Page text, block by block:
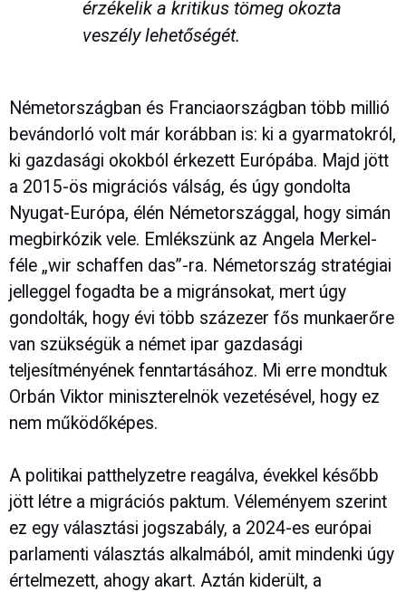
érzékelik a kritikus tömeg okozta
veszély lehetőségét.
Németországban és Franciaországban több millió
bevándorló volt már korábban is: ki a gyarmatokról,
ki gazdasági okokból érkezett Európába. Majd jött
a 2015-ös migrációs válság, és úgy gondolta
Nyugat-Európa, élén Németországgal, hogy simán
megbirkózik vele. Emlékszünk az Angela Merkel-
féle „wir schaffen das”-ra. Németország stratégiai
jelleggel fogadta be a migránsokat, mert úgy
gondolták, hogy évi több százezer fős munkaerőre
van szükségük a német ipar gazdasági
teljesítményének fenntartásához. Mi erre mondtuk
Orbán Viktor miniszterelnök vezetésével, hogy ez
nem működőképes.
A politikai patthelyzetre reagálva, évekkel később
jött létre a migrációs paktum. Véleményem szerint
ez egy választási jogszabály, a 2024-es európai
parlamenti választás alkalmából, amit mindenki úgy
értelmezett, ahogy akart. Aztán kiderült, a